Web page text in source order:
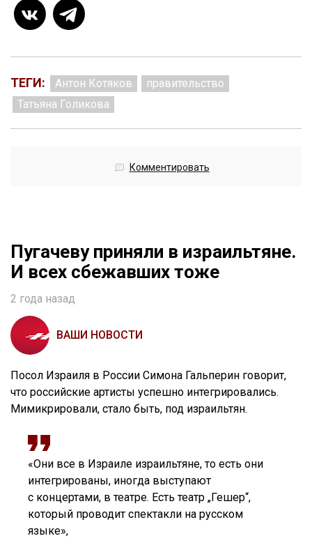
ТЕГИ: Антон Котяков
правительство
Татьяна Голикова
Комментировать
Пугачеву приняли в израильтяне.
И всех сбежавших тоже
2 года назад
ВАШИ НОВОСТИ
Посол Израиля в России Симона Гальперин говорит,
что российские артисты успешно интегрировались.
Мимикрировали, стало быть, под израильтян.
«Они все в Израиле израильтяне, то есть они
интегрированы, иногда выступают
с концертами, в театре. Есть театр „Гешер“,
который проводит спектакли на русском
языке»,